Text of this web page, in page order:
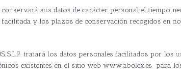
conservará sus datos de carácter personal el tiempo
y los plazos de conservación recogidos en
S.L.P. tratará los datos personales facilitados por los
existentes en el sitio web www.abolex.es para